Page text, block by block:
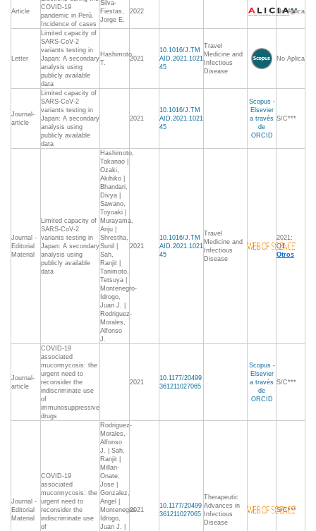
Article
COVID-19
pandemic in Perú.
Incidence of cases
Silva-
Fiestas,
Jorge E.
2022 No Aplica
Letter
Limited capacity of
SARS-CoV-2
variants testing in
Japan: A secondary
analysis using
publicly available
data
Hashimoto
T.
2021
10.1016/J.TM
AID.2021.1021
45
Travel
Medicine and
Infectious
Disease
No Aplica
Journal-
article
Limited capacity of
SARS-CoV-2
variants testing in
Japan: A secondary
analysis using
publicly available
data
2021
10.1016/J.TM
AID.2021.1021
45
Scopus -
Elsevier
a través
de
ORCID
S/C***
Journal -
Editorial
Material
Limited capacity of
SARS-CoV-2
variants testing in
Japan: A secondary
analysis using
publicly available
data
Hashimoto,
Takanao |
Ozaki,
Akihiko |
Bhandari,
Divya |
Sawano,
Toyoaki |
Murayama,
Anju |
Shrestha,
Sunil |
Sah,
Ranjit |
Tanimoto,
Tetsuya |
Montenegro-
Idrogo,
Juan J. |
Rodriguez-
Morales,
Alfonso
J.
2021
10.1016/J.TM
AID.2021.1021
45
Travel
Medicine and
Infectious
Disease
2021:
Q1,
Otros
Journal-
article
COVID-19
associated
mucormycosis: the
urgent need to
reconsider the
indiscriminate use
of
immunosuppressive
drugs
2021
10.1177/20499
361211027065
Scopus -
Elsevier
a través
de
ORCID
S/C***
Journal -
Editorial
Material
COVID-19
associated
mucormycosis: the
urgent need to
reconsider the
indiscriminate use
of
Rodriguez-
Morales,
Alfonso
J. | Sah,
Ranjit |
Millan-
Onate,
Jose |
Gonzalez,
Angel |
Montenegro-
Idrogo,
Juan J. |
2021
10.1177/20499
361211027065
Therapeutic
Advances in
Infectious
Disease
S/C***